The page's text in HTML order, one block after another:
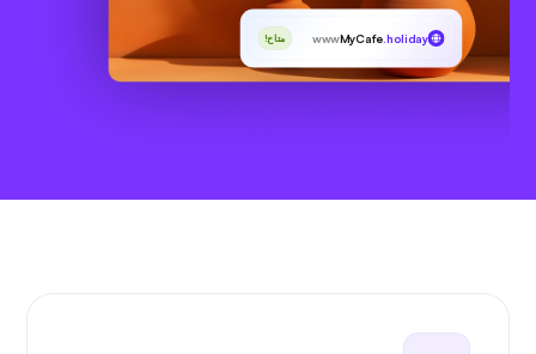
wwwMyCafe.holiday متاح!